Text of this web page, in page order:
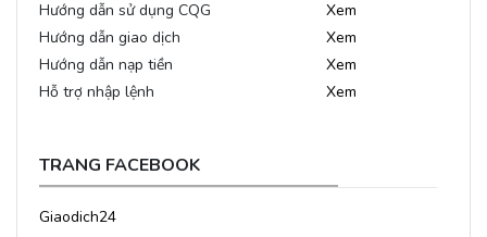
Hướng dẫn sử dụng CQG
Xem
Hướng dẫn giao dịch
Xem
Hướng dẫn nạp tiền
Xem
Hỗ trợ nhập lệnh
Xem
TRANG FACEBOOK
Giaodich24